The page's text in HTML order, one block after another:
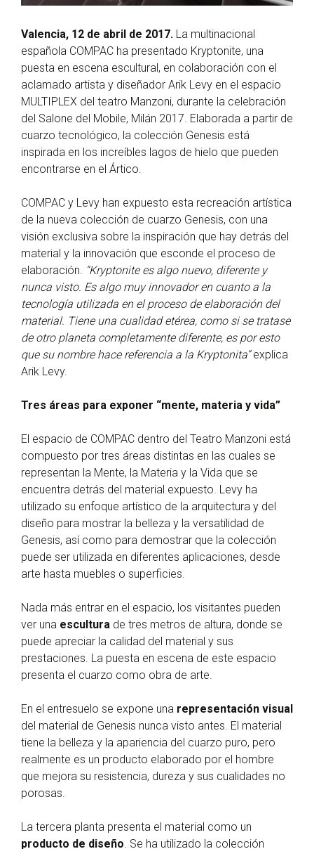
Valencia, 12 de abril de 2017. La multinacional
española COMPAC ha presentado Kryptonite, una
puesta en escena escultural, en colaboración con el
aclamado artista y diseñador Arik Levy en el espacio
MULTIPLEX del teatro Manzoni, durante la celebración
del Salone del Mobile, Milán 2017. Elaborada a partir de
cuarzo tecnológico, la colección Genesis está
inspirada en los increíbles lagos de hielo que pueden
encontrarse en el Ártico.
COMPAC y Levy han expuesto esta recreación artística
de la nueva colección de cuarzo Genesis, con una
visión exclusiva sobre la inspiración que hay detrás del
material y la innovación que esconde el proceso de
elaboración. “Kryptonite es algo nuevo, diferente y
nunca visto. Es algo muy innovador en cuanto a la
tecnología utilizada en el proceso de elaboración del
material. Tiene una cualidad etérea, como si se tratase
de otro planeta completamente diferente, es por esto
que su nombre hace referencia a la Kryptonita”explica
Arik Levy.
Tres áreas para exponer “mente, materia y vida”
El espacio de COMPAC dentro del Teatro Manzoni está
compuesto por tres áreas distintas en las cuales se
representan la Mente, la Materia y la Vida que se
encuentra detrás del material expuesto. Levy ha
utilizado su enfoque artístico de la arquitectura y del
diseño para mostrar la belleza y la versatilidad de
Genesis, así como para demostrar que la colección
puede ser utilizada en diferentes aplicaciones, desde
arte hasta muebles o superficies.
Nada más entrar en el espacio, los visitantes pueden
ver una escultura de tres metros de altura, donde se
puede apreciar la calidad del material y sus
prestaciones. La puesta en escena de este espacio
presenta el cuarzo como obra de arte.
En el entresuelo se expone una representación visual
del material de Genesis nunca visto antes. El material
tiene la belleza y la apariencia del cuarzo puro, pero
realmente es un producto elaborado por el hombre
que mejora su resistencia, dureza y sus cualidades no
porosas.
La tercera planta presenta el material como un
producto de diseño. Se ha utilizado la colección